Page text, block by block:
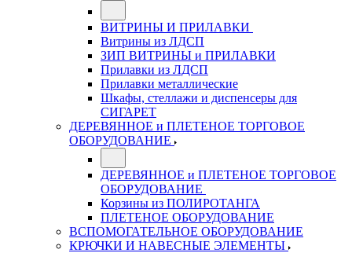
ВИТРИНЫ И ПРИЛАВКИ
Витрины из ЛДСП
ЗИП ВИТРИНЫ и ПРИЛАВКИ
Прилавки из ЛДСП
Прилавки металлические
Шкафы, стеллажи и диспенсеры для
СИГАРЕТ
ДЕРЕВЯННОЕ и ПЛЕТЕНОЕ ТОРГОВОЕ
ОБОРУДОВАНИЕ
ДЕРЕВЯННОЕ и ПЛЕТЕНОЕ ТОРГОВОЕ
ОБОРУДОВАНИЕ
Корзины из ПОЛИРОТАНГА
ПЛЕТЕНОЕ ОБОРУДОВАНИЕ
ВСПОМОГАТЕЛЬНОЕ ОБОРУДОВАНИЕ
КРЮЧКИ И НАВЕСНЫЕ ЭЛЕМЕНТЫ